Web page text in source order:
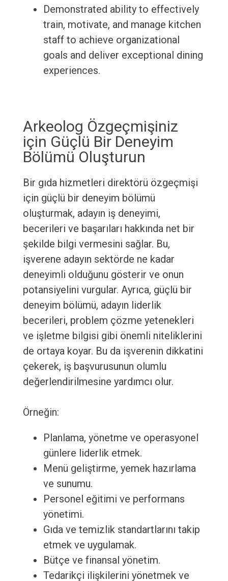
Demonstrated ability to effectively
train, motivate, and manage kitchen
staff to achieve organizational
goals and deliver exceptional dining
experiences.
Arkeolog Özgeçmişiniz
için Güçlü Bir Deneyim
Bölümü Oluşturun
Bir gıda hizmetleri direktörü özgeçmişi
için güçlü bir deneyim bölümü
oluşturmak, adayın iş deneyimi,
becerileri ve başarıları hakkında net bir
şekilde bilgi vermesini sağlar. Bu,
işverene adayın sektörde ne kadar
deneyimli olduğunu gösterir ve onun
potansiyelini vurgular. Ayrıca, güçlü bir
deneyim bölümü, adayın liderlik
becerileri, problem çözme yetenekleri
ve işletme bilgisi gibi önemli niteliklerini
de ortaya koyar. Bu da işverenin dikkatini
çekerek, iş başvurusunun olumlu
değerlendirilmesine yardımcı olur.
Örneğin:
Planlama, yönetme ve operasyonel
günlere liderlik etmek.
Menü geliştirme, yemek hazırlama
ve sunumu.
Personel eğitimi ve performans
yönetimi.
Gıda ve temizlik standartlarını takip
etmek ve uygulamak.
Bütçe ve finansal yönetim.
Tedarikçi ilişkilerini yönetmek ve